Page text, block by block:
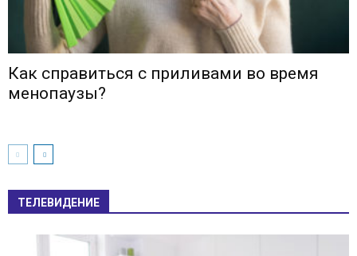
Как справиться с приливами во время
менопаузы?
ТЕЛЕВИДЕНИЕ